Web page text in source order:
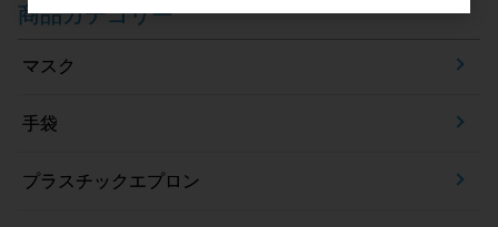
商品カテゴリー
マスク
手袋
プラスチックエプロン